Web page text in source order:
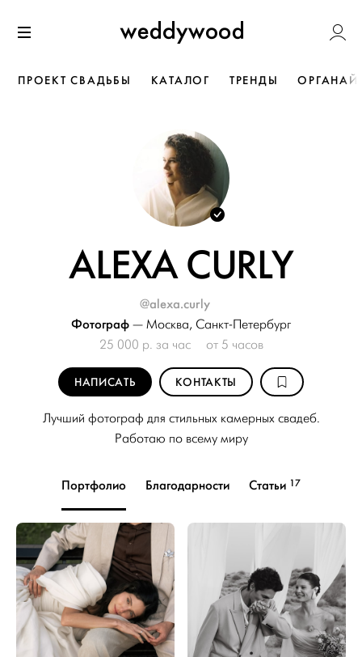
к содержанию
Weddywood
ПРОЕКТ СВАДЬБЫ КАТАЛОГ ТРЕНДЫ
ALEXA CURLY
@alexa.curly
Фотограф — Москва, Санкт-Петербург
25 000 р. за час
от 5 часов
НАПИСАТЬ КОНТАКТЫ
Лучший фотограф для стильных камерных свадеб.
Работаю по всему миру
Портфолио Благодарности Статьи 17